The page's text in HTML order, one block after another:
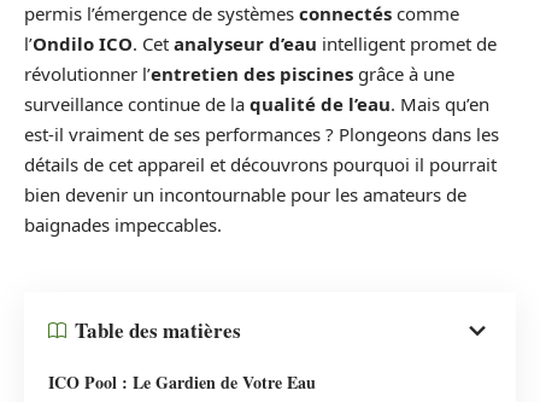
permis l’émergence de systèmes connectés comme
l’Ondilo ICO. Cet analyseur d’eau intelligent promet de
révolutionner l’entretien des piscines grâce à une
surveillance continue de la qualité de l’eau. Mais qu’en
est-il vraiment de ses performances ? Plongeons dans les
détails de cet appareil et découvrons pourquoi il pourrait
bien devenir un incontournable pour les amateurs de
baignades impeccables.
Table des matières
ICO Pool : Le Gardien de Votre Eau